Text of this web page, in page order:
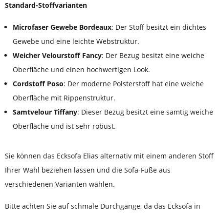
Standard-Stoffvarianten
Microfaser Gewebe Bordeaux: Der Stoff besitzt ein dichtes
Gewebe und eine leichte Webstruktur.
Weicher Velourstoff Fancy: Der Bezug besitzt eine weiche
Oberfläche und einen hochwertigen Look.
Cordstoff Poso: Der moderne Polsterstoff hat eine weiche
Oberfläche mit Rippenstruktur.
Samtvelour Tiffany: Dieser Bezug besitzt eine samtig weiche
Oberfläche und ist sehr robust.
Sie können das Ecksofa Elias alternativ mit einem anderen Stoff
Ihrer Wahl beziehen lassen und die Sofa-Füße aus
verschiedenen Varianten wählen.
Bitte achten Sie auf schmale Durchgänge, da das Ecksofa in